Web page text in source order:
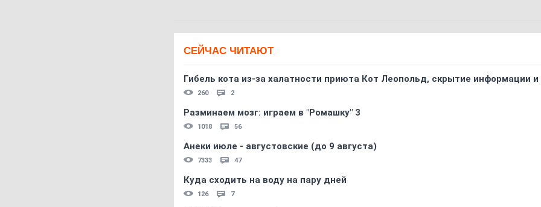
СЕЙЧАС ЧИТАЮТ
Гибель кота из-за халатности приюта Кот Леопольд, скрытиe информации
260 2
Разминаем мозг: играем в "Ромашку" 3
1018 56
Анеки июле - августовские (до 9 августа)
7333 47
Куда сходить на воду на пару дней
126 7